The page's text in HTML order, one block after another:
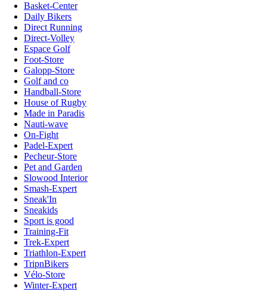
Basket-Center
Daily Bikers
Direct Running
Direct-Volley
Espace Golf
Foot-Store
Galopp-Store
Golf and co
Handball-Store
House of Rugby
Made in Paradis
Nauti-wave
On-Fight
Padel-Expert
Pecheur-Store
Pet and Garden
Slowood Interior
Smash-Expert
Sneak'In
Sneakids
Sport is good
Training-Fit
Trek-Expert
Triathlon-Expert
TripnBikers
Vélo-Store
Winter-Expert